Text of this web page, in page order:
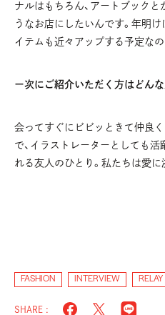
ナルはもちろん、アートブック
うなお店にしたいんです。年明
イテムも近々アップする予定なの
ー次にご紹介いただく方はどんな
会ってすぐにビビッときて仲良
で、イラストレーターとしても活
れる友人のひとり。私たちは愛に
FASHION INTERVIEW
SHARE :